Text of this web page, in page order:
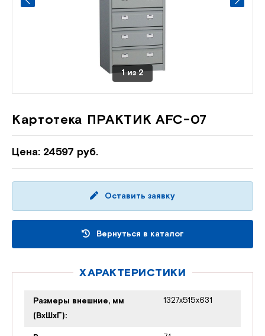
1из2
Картотека ПРАКТИК AFC-07
Цена: 24597 руб.
Оставить заявку
Вернуться в каталог
ХАРАКТЕРИСТИКИ
Размеры внешние, мм
(ВхШхГ):
1327x515x631